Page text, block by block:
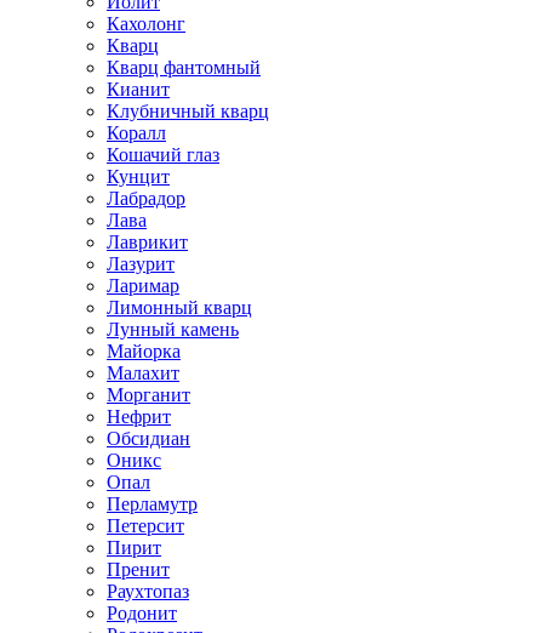
Кахолонг
Кварц
Кварц фантомный
Кианит
Клубничный кварц
Коралл
Кошачий глаз
Кунцит
Лабрадор
Лава
Лаврикит
Лазурит
Ларимар
Лимонный кварц
Лунный камень
Майорка
Малахит
Морганит
Нефрит
Обсидиан
Оникс
Опал
Перламутр
Петерсит
Пирит
Пренит
Раухтопаз
Родонит